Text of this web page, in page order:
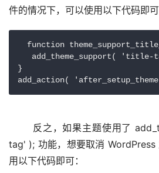
function
add_theme_support( 'title-
}
add_action(
tag' ); 功能，想要取消